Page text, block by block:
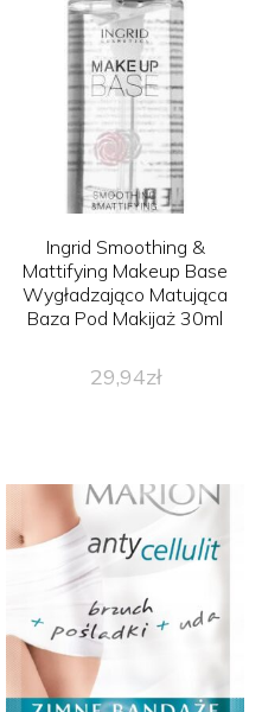
Ingrid Smoothing &
Mattifying Makeup Base
Wygładzająco Matująca
Baza Pod Makijaż 30ml
29,94zł